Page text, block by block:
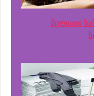
მცოცავი